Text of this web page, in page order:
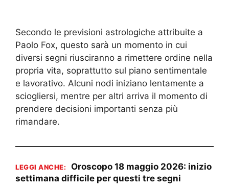
Secondo le previsioni astrologiche attribuite a
Paolo Fox, questo sarà un momento in cui
diversi segni riusciranno a rimettere ordine nella
propria vita, soprattutto sul piano sentimentale
e lavorativo. Alcuni nodi iniziano lentamente a
sciogliersi, mentre per altri arriva il momento di
prendere decisioni importanti senza più
rimandare.
LEGGI ANCHE:
Oroscopo 18 maggio 2026: inizio
settimana difficile per questi tre segni